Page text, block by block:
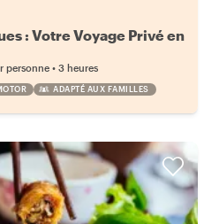
: Votre Voyage Privé en
personne • 3 heures
ADAPTÉ AUX FAMILLES